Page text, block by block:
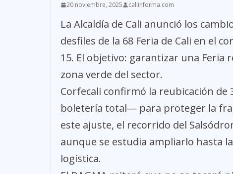
20 noviembre, 2025 caliinforma.com
La Alcaldía de Cali anunció los
desfiles de la 68 Feria de Cali en el
15. El objetivo: garantizar una Feria
zona verde del sector.
Corfecali confirmó la reubicación de
boletería total— para proteger la
este ajuste, el recorrido del
aunque se estudia ampliarlo hasta
logística.